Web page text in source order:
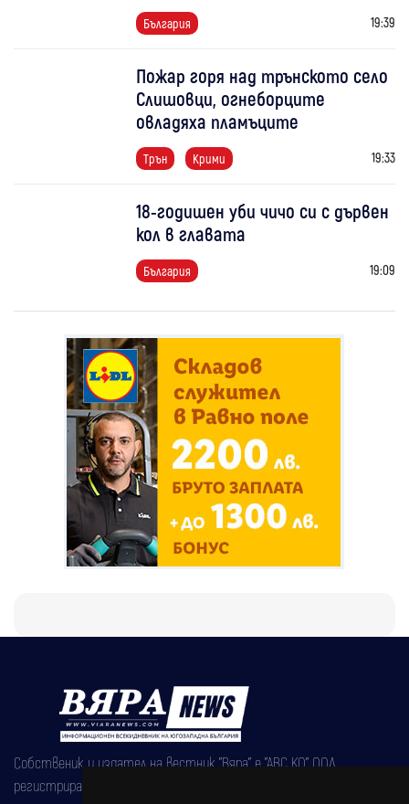
България 19:39
Пожар горя над трънското село
Слишовци, огнеборците
овладяха пламъците
Трън Крими 19:33
18-годишен уби чичо си с дървен
кол в главата
България 19:09
Собственик и издател на вестник "Вяра" е "АВС КО" ООД,
регистрирана на 08.05.2002 година.